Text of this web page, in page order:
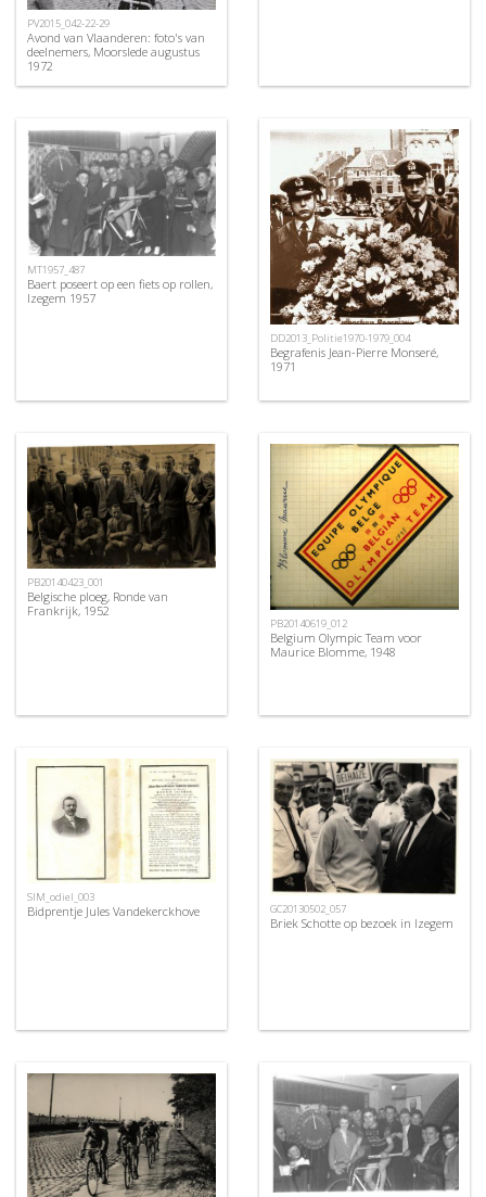
PV2015_042-22-29
Avond van Vlaanderen: foto's van
deelnemers, Moorslede augustus
1972
MT1957_487
Baert poseert op een fiets op rollen,
Izegem 1957
DD2013_Politie1970-1979_004
Begrafenis Jean-Pierre Monseré,
1971
PB20140423_001
Belgische ploeg, Ronde van
Frankrijk, 1952
PB20140619_012
Belgium Olympic Team voor
Maurice Blomme, 1948
SIM_odiel_003
Bidprentje Jules Vandekerckhove GC20130502_057
Briek Schotte op bezoek in Izegem